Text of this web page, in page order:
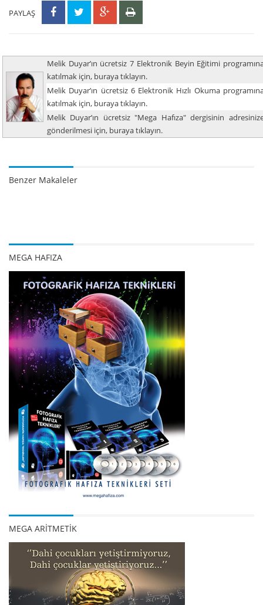
PAYLAŞ
Melik Duyar’ın ücretsiz 7 Elektronik Beyin Eğitimi
katılmak için, buraya tıklayın.
Melik Duyar’ın ücretsiz 6 Elektronik Hızlı Okuma
katılmak için, buraya tıklayın.
Melik Duyar’ın ücretsiz "Mega Hafıza" dergisinin
gönderilmesi için, buraya tıklayın.
Benzer Makaleler
MEGA HAFIZA
MEGA ARİTMETİK